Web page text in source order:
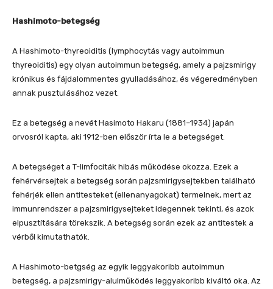
Hashimoto-betegség
A Hashimoto-thyreoiditis (lymphocytás vagy autoimmun
thyreoiditis) egy olyan autoimmun betegség, amely a pajzsmirigy
krónikus és fájdalommentes gyulladásához, és végeredményben
annak pusztulásához vezet.
Ez a betegség a nevét Hasimoto Hakaru (1881–1934) japán
orvosról kapta, aki 1912-ben először írta le a betegséget.
A betegséget a T-limfociták hibás működése okozza. Ezek a
fehérvérsejtek a betegség során pajzsmirigysejtekben található
fehérjék ellen antitesteket (ellenanyagokat) termelnek, mert az
immunrendszer a pajzsmirigysejteket idegennek tekinti, és azok
elpusztítására törekszik. A betegség során ezek az antitestek a
vérből kimutathatók.
A Hashimoto-betgség az egyik leggyakoribb autoimmun
betegség, a pajzsmirigy-alulműködés leggyakoribb kiváltó oka. Az